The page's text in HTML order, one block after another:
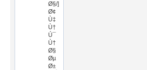
Ø§/]
Ø¢
Ù‡
Ù†
Ú¯
Ù†
Ø§
Øµ
Ø±